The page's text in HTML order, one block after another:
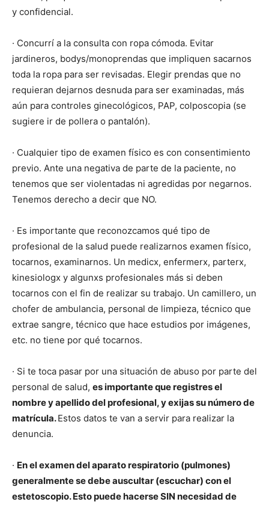
y confidencial.
· Concurrí a la consulta con ropa cómoda. Evitar
jardineros, bodys/monoprendas que impliquen sacarnos
toda la ropa para ser revisadas. Elegir prendas que no
requieran dejarnos desnuda para ser examinadas, más
aún para controles ginecológicos, PAP, colposcopia (se
sugiere ir de pollera o pantalón).
· Cualquier tipo de examen físico es con consentimiento
previo. Ante una negativa de parte de la paciente, no
tenemos que ser violentadas ni agredidas por negarnos.
Tenemos derecho a decir que NO.
· Es importante que reconozcamos qué tipo de
profesional de la salud puede realizarnos examen físico,
tocarnos, examinarnos. Un medicx, enfermerx, parterx,
kinesiologx y algunxs profesionales más si deben
tocarnos con el fin de realizar su trabajo. Un camillero, un
chofer de ambulancia, personal de limpieza, técnico que
extrae sangre, técnico que hace estudios por imágenes,
etc. no tiene por qué tocarnos.
· Si te toca pasar por una situación de abuso por parte del
personal de salud, es importante que registres el
nombre y apellido del profesional, y exijas su número de
matrícula.Estos datos te van a servir para realizar la
denuncia.
· En el examen del aparato respiratorio (pulmones)
generalmente se debe auscultar (escuchar) con el
estetoscopio. Esto puede hacerse SIN necesidad de